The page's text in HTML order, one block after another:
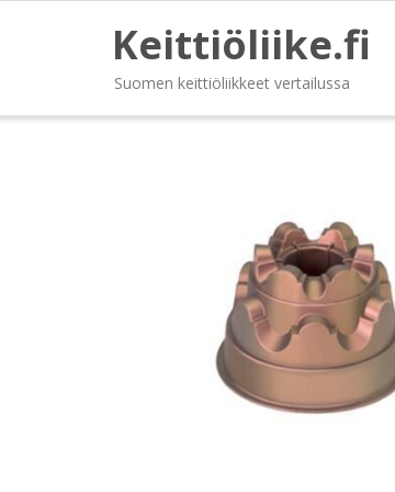
Keittiöliike.fi
Suomen keittiöliikkeet vertailussa